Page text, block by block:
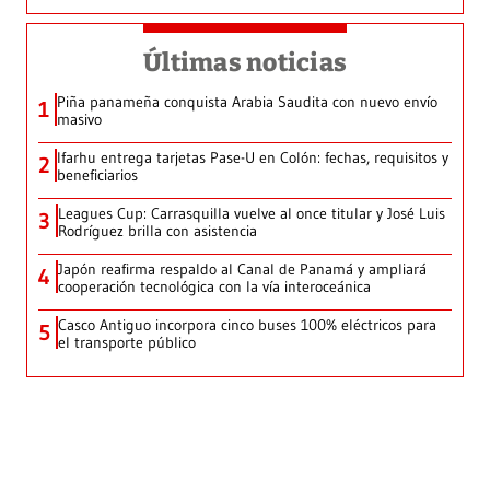
Últimas noticias
1 Piña panameña conquista Arabia Saudita con nuevo envío
masivo
2 Ifarhu entrega tarjetas Pase-U en Colón: fechas, requisitos y
beneficiarios
3 Leagues Cup: Carrasquilla vuelve al once titular y José Luis
Rodríguez brilla con asistencia
4 Japón reafirma respaldo al Canal de Panamá y ampliará
cooperación tecnológica con la vía interoceánica
5 Casco Antiguo incorpora cinco buses 100% eléctricos para
el transporte público